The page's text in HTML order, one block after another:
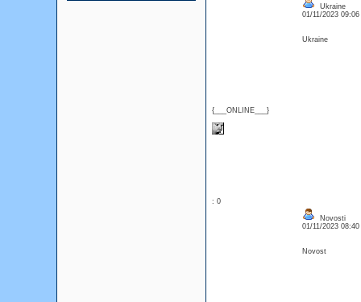
{___ONLINE___}
Ukraine
01/11/2023
Ukraine
: 0
Novosti
01/11/2023
Novost